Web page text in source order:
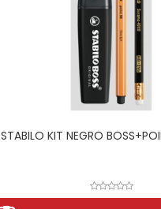
STABILO KIT NEGRO